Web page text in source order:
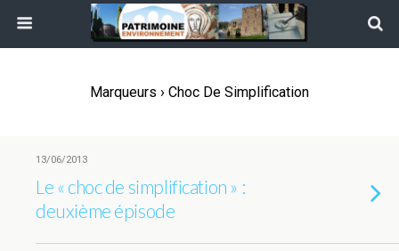
Marqueurs › Choc De Simplification
13/06/2013
Le « choc de simplification » :
deuxième épisode